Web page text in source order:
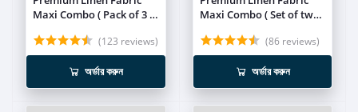
Maxi Combo ( Pack of 3 )
(123 reviews)
অর্ডার করুন
Maxi Combo ( Set of two )
(86 reviews)
অর্ডার করুন